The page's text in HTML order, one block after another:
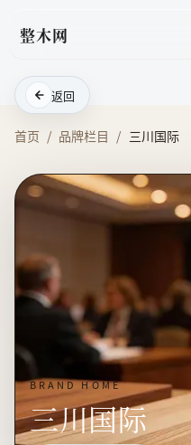
整木网
返回
首页 / 品牌栏目 / 三川国际
BRAND HOME
三川国际